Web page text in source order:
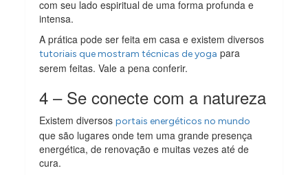
com seu lado espiritual de uma forma profunda e
intensa.
A prática pode ser feita em casa e existem diversos
tutoriais que mostram técnicas de yoga para
serem feitas. Vale a pena conferir.
4 – Se conecte com a natureza
Existem diversosportais energéticos no mundo
que são lugares onde tem uma grande presença
energética, de renovação e muitas vezes até de
cura.